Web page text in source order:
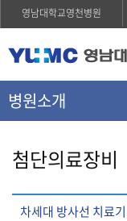
영남대학교영천병원
병원소개
첨단의료장비
차세대 방사선 치료